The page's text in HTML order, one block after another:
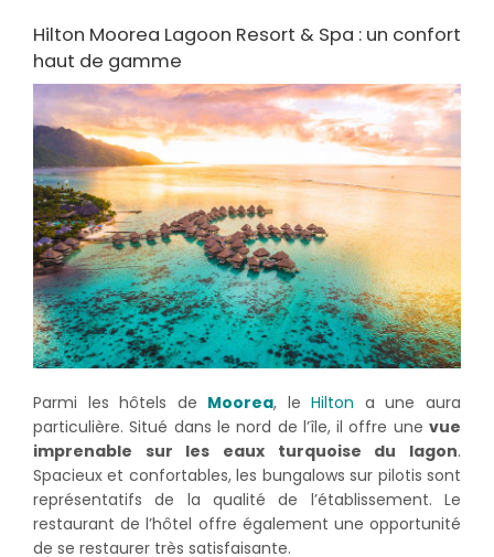
Hilton Moorea Lagoon Resort & Spa : un confort
haut de gamme
Parmi les hôtels de Moorea, leHilton a une aura
particulière. Situé dans le nord de l’île, il offre une vue
imprenable sur les eaux turquoise du lagon.
Spacieux et confortables, les bungalows sur pilotis sont
représentatifs de la qualité de l’établissement. Le
restaurant de l’hôtel offre également une opportunité
de se restaurer très satisfaisante.